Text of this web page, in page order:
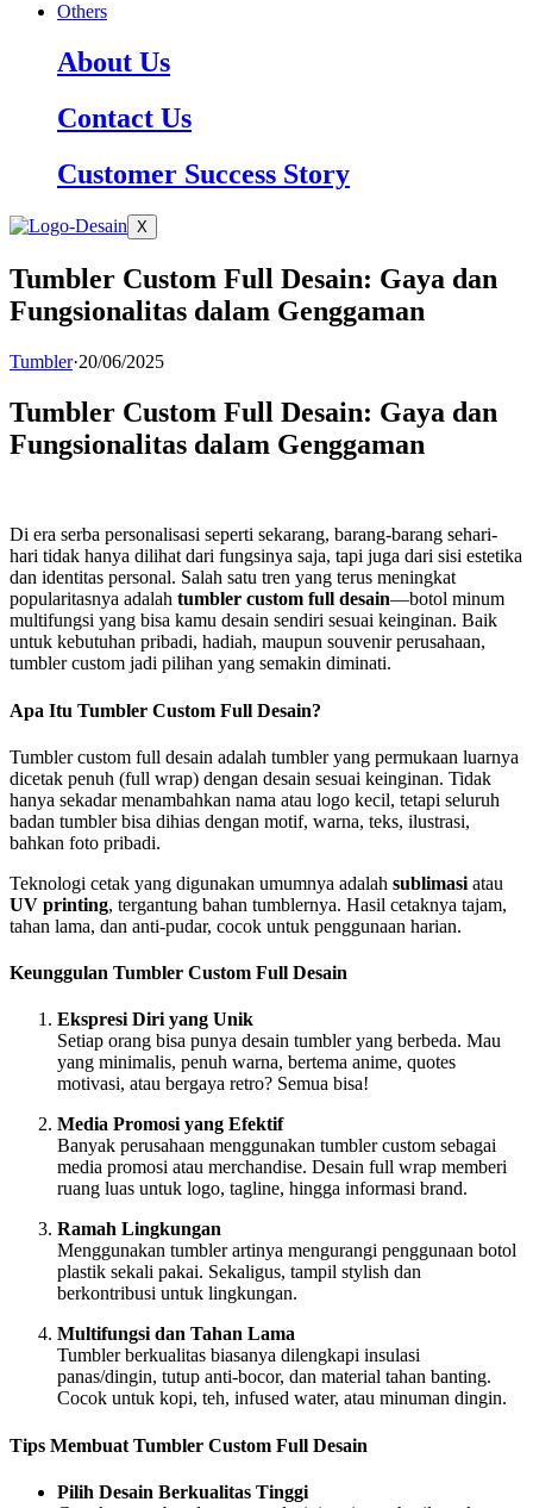
Others
About Us
Contact Us
Customer Success Story
X
Tumbler Custom Full Desain: Gaya dan
Fungsionalitas dalam Genggaman
Tumbler·20/06/2025
Tumbler Custom Full Desain: Gaya dan
Fungsionalitas dalam Genggaman
Di era serba personalisasi seperti sekarang, barang-barang sehari-
hari tidak hanya dilihat dari fungsinya saja, tapi juga dari sisi estetika
dan identitas personal. Salah satu tren yang terus meningkat
popularitasnya adalah tumbler custom full desain—botol minum
multifungsi yang bisa kamu desain sendiri sesuai keinginan. Baik
untuk kebutuhan pribadi, hadiah, maupun souvenir perusahaan,
tumbler custom jadi pilihan yang semakin diminati.
Apa Itu Tumbler Custom Full Desain?
Tumbler custom full desain adalah tumbler yang permukaan luarnya
dicetak penuh (full wrap) dengan desain sesuai keinginan. Tidak
hanya sekadar menambahkan nama atau logo kecil, tetapi seluruh
badan tumbler bisa dihias dengan motif, warna, teks, ilustrasi,
bahkan foto pribadi.
Teknologi cetak yang digunakan umumnya adalah sublimasi atau
UV printing, tergantung bahan tumblernya. Hasil cetaknya tajam,
tahan lama, dan anti-pudar, cocok untuk penggunaan harian.
Keunggulan Tumbler Custom Full Desain
Ekspresi Diri yang Unik
Setiap orang bisa punya desain tumbler yang berbeda. Mau
yang minimalis, penuh warna, bertema anime, quotes
motivasi, atau bergaya retro? Semua bisa!
Media Promosi yang Efektif
Banyak perusahaan menggunakan tumbler custom sebagai
media promosi atau merchandise. Desain full wrap memberi
ruang luas untuk logo, tagline, hingga informasi brand.
Ramah Lingkungan
Menggunakan tumbler artinya mengurangi penggunaan botol
plastik sekali pakai. Sekaligus, tampil stylish dan
berkontribusi untuk lingkungan.
Multifungsi dan Tahan Lama
Tumbler berkualitas biasanya dilengkapi insulasi
panas/dingin, tutup anti-bocor, dan material tahan banting.
Cocok untuk kopi, teh, infused water, atau minuman dingin.
Tips Membuat Tumbler Custom Full Desain
Pilih Desain Berkualitas Tinggi